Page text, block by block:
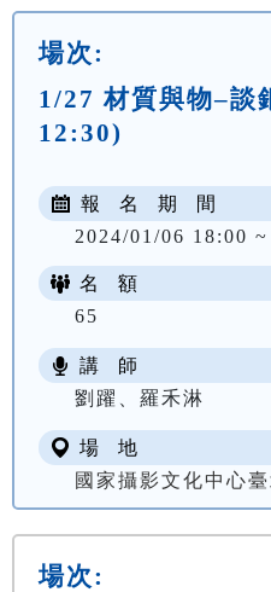
場次:
1/27 材質與物–談
12:30)
報 名 期 間
2024/01/06 18:00
名 額
65
講 師
劉躍、羅禾淋
場 地
國家攝影文化中心
場次: